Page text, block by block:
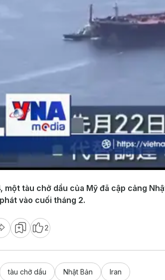
một tàu chở dầu của Mỹ đã cập cảng
vào cuối tháng 2.
2
tàu chở dầu Nhật Bản Iran